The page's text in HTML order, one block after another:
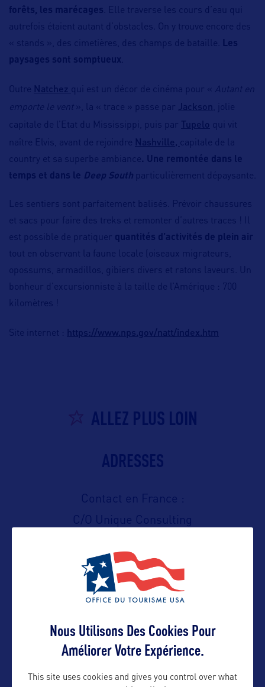
forêts, les marécages . Elle traverse les cours d’eau qui
autrefois étaient autant d’obstacles. On y trouve encore des
« stands », des cimetières, des champs de bataille.
Les
paysages sont somptueux
Outre Natchez qui est un décor de cinéma pour «
Autant en
emporte le vent », la « trace » passe par Jackson
, jolie
capitale de l’Etat du Mississippi, puis par Tupelo qui vit
naître Elvis, avant de rejoindre Nashville, capitale de la
country et sa superbe ambiance. Une remontée dans le
temps et dans le Deep South particulièrement dépaysante.
Les sentiers sont parfaitement balisés. Prévoir chaussures
et sacs pour faire des treks et remonter d’autres traces ! Il
est possible de pratiquer quantités d’activités de plein air
tout en observant la faune locale (oiseaux migrateurs,
opossums, armadillos, gibiers divers et ratons laveurs. Un
bonheur d’excursionniste à la taille de l’Amérique : 700
kilomètres !
Site internet : https://www.nps.gov/natt/index.htm
ALLEZ PLUS LOIN
ADRESSES
Contact en France :
C/O Unique Consulting
Contact presse
charlotte@uniqueconsulting.fr
Contact pro
Nous Utilisons Des Cookies Pour
Améliorer Votre Expérience.
This site uses cookies and gives you control over what